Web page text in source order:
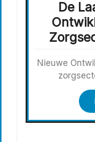
De
Nieuwe